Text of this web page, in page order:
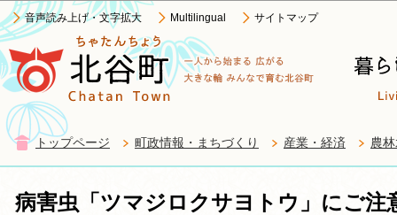
音声読み上げ・文字拡大 Multilingual サイトマップ
トップページ 町政情報・まちづくり 産業・経済 農
病害虫「ツマジロクサヨトウ」にご注